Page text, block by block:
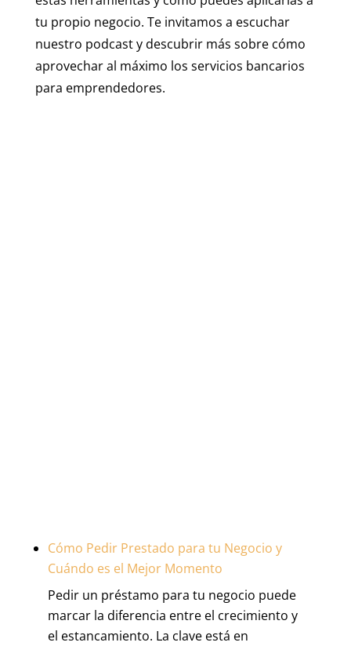
tu propio negocio. Te invitamos a escuchar
nuestro podcast y descubrir más sobre cómo
aprovechar al máximo los servicios bancarios
para emprendedores.
Cómo Pedir Prestado para tu Negocio y
Cuándo es el Mejor Momento
Pedir un préstamo para tu negocio puede
marcar la diferencia entre el crecimiento y
el estancamiento. La clave está en